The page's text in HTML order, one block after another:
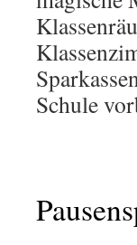
Schule